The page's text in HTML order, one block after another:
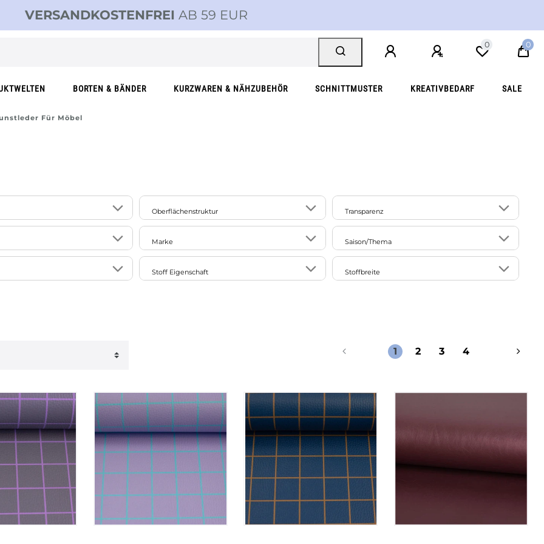
VERSANDKOSTENFREI AB 59 EUR
0 0
BORTEN & BÄNDER KURZWAREN & NÄHZUBEHÖR SCHNITTMUSTER KREATIVBEDARF SALE
Für Möbel
19
122
Oberflächenstruktur
glatt 60
matt 44
Transparenz
2
Marke Saison/Thema
Stoff Eigenschaft Stoffbreite
1 2 3 4